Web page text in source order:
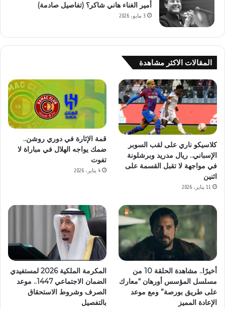
أمير الغناء هاني شاكر؟ (تفاصيل صادمة)
3 مايو، 2026
المقالات الاكثر مشاهدة
كلاسيكو ناري على لقب السوبر
الإسباني.. ريال مدريد وبرشلونة
في مواجهة لا تقبل القسمة على
اثنين
11 يناير، 2026
قمة الإثارة في دوري روشن..
ضمك يواجه الهلال في مباراة لا
تفوت
4 يناير، 2026
أخيرًا.. مشاهدة الحلقة 10 من
مسلسل المؤسس أورهان “معارك
على طريق بورصة” ومع موعد
الإعادة المميز
المكرمة الملكية 2026 لمستفيدي
الضمان الاجتماعي 1447.. موعد
الصرف وشروط الاستحقاق
بالتفصيل